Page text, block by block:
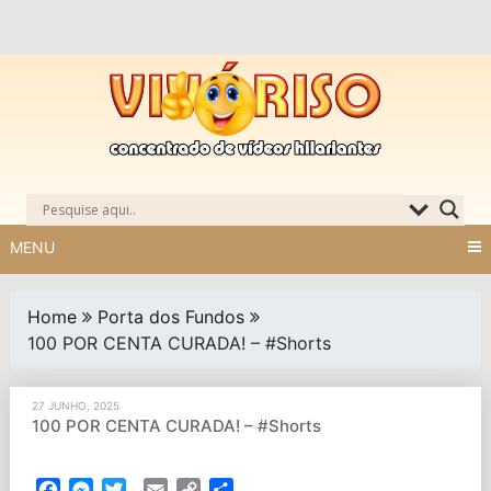
MENU
Home
Porta dos Fundos
100 POR CENTA CURADA! – #Shorts
27 JUNHO, 2025
100 POR CENTA CURADA! – #Shorts